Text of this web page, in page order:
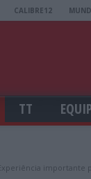
CALIBRE12
TT
importante